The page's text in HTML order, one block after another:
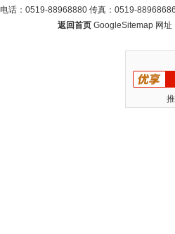
电话：0519-88968880 传真：0519-
返回首页 GoogleSitemap 网